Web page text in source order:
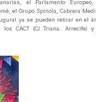
el Parlamento Europeo,
el Grupo Spínola, Cabrera
ya se pueden retirar en el
CACT (C/ Triana. Arrecife) y